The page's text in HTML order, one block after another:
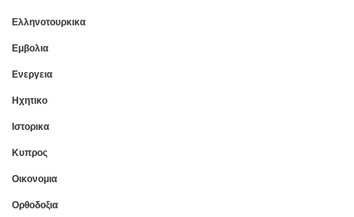
Ελληνοτουρκικα
Εμβολια
Ενεργεια
Ηχητικο
Ιστορικα
Κυπρος
Οικονομια
Ορθοδοξια